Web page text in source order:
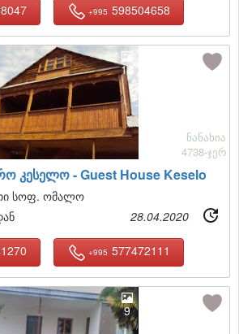
+995 598504658
18
კესელო -Guest House Keselo
ნანახია
4738-ჯერ
სოფ. ომალო
28.04.2020
+995 577472111
9